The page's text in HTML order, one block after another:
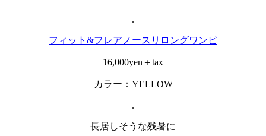
.
フィット&フレアノースリロングワンピ
16,000yen＋tax
カラー：YELLOW
.
長居しそうな残暑に